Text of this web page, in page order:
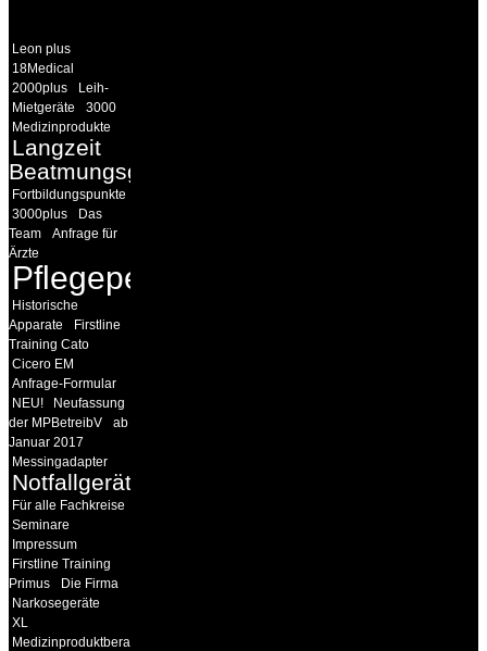
Leon plus
18Medical
2000plus
Leih-
Mietgeräte
3000
Medizinprodukte
Langzeit
Beatmungsgeräte
Fortbildungspunkte
3000plus
Das
Team
Anfrage für
Ärzte
Pflegepersonal
Historische
Apparate
Firstline
Training Cato
Cicero EM
Anfrage-Formular
NEU!
Neufassung
der MPBetreibV
ab
Januar 2017
Messingadapter
Notfallgeräte
Für alle Fachkreise
Seminare
Impressum
Firstline Training
Primus
Die Firma
Narkosegeräte
XL
Medizinproduktberater